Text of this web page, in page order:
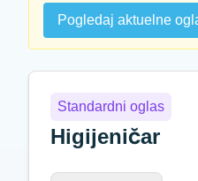
Pogledaj aktuelne
Standardni oglas
Higijeničar